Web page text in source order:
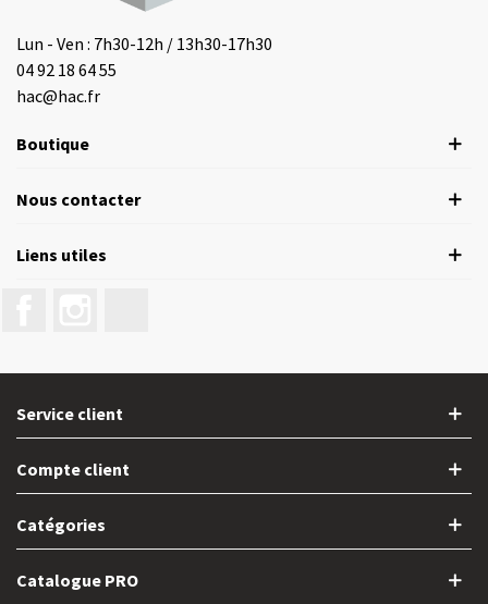
Lun - Ven : 7h30-12h / 13h30-17h30
04 92 18 64 55
hac@hac.fr
Boutique
Nous contacter
Liens utiles
Service client
Compte client
Catégories
Catalogue PRO